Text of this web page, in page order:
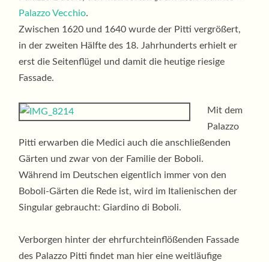
Palazzo Vecchio.
Zwischen 1620 und 1640 wurde der Pitti vergrößert,
in der zweiten Hälfte des 18. Jahrhunderts erhielt er
erst die Seitenflügel und damit die heutige riesige
Fassade.
Mit dem
Palazzo
Pitti erwarben die Medici auch die anschließenden
Gärten und zwar von der Familie der Boboli.
Während im Deutschen eigentlich immer von den
Boboli-Gärten die Rede ist, wird im Italienischen der
Singular gebraucht: Giardino di Boboli.
Verborgen hinter der ehrfurchteinflößenden Fassade
des Palazzo Pitti findet man hier eine weitläufige